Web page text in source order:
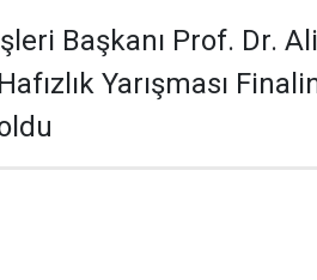
Başkanı Prof. Dr. Ali
Hafızlık Yarışması